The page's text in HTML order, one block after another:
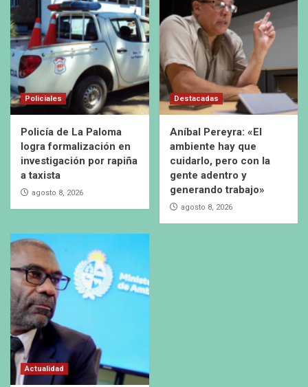
Policiales
Policía de La Paloma
logra formalización en
investigación por rapiña
a taxista
agosto 8, 2026
Destacadas
Aníbal Pereyra: «El
ambiente hay que
cuidarlo, pero con la
gente adentro y
generando trabajo»
agosto 8, 2026
Actualidad